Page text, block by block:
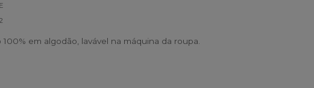
em algodão, lavável na máquina da roupa.